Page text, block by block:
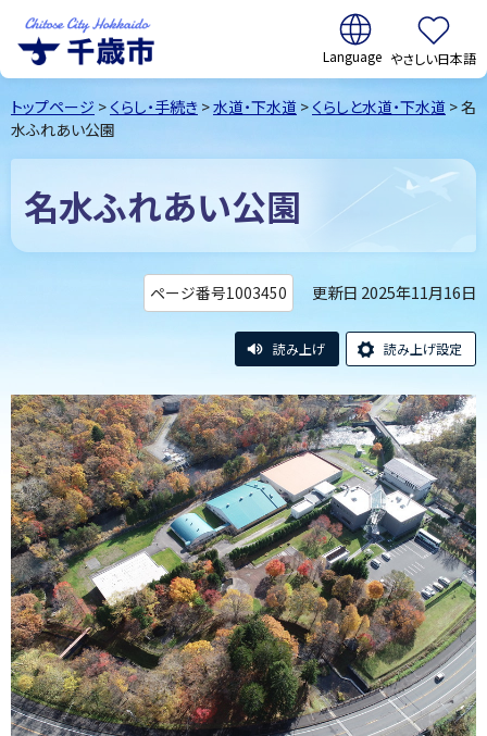
千歳市Chitose
City Hokkaido
翻訳:
やさしい日本語
トップページ > くらし・手続き >水道・下水道 > くらしと水道・下水道 > 名
水ふれあい公園
名水ふれあい公園
ページ番号1003450 更新日 2025年11月16日
読み上げ 読み上げ設定